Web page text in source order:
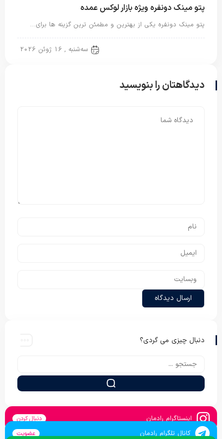
پتو مینک دونفره ویژه بازار لوکس عمده
پتو مینک دونفره یکی از بهترین و مطمئن ترین گزینه ها برای…
سه‌شنبه , 16 ژوئن 2026
دیدگاهتان را بنویسید
دنبال چیزی می گردی؟
اینستاگرام رادمان دنبال کردن
کانال تلگرام رادمان عضویت